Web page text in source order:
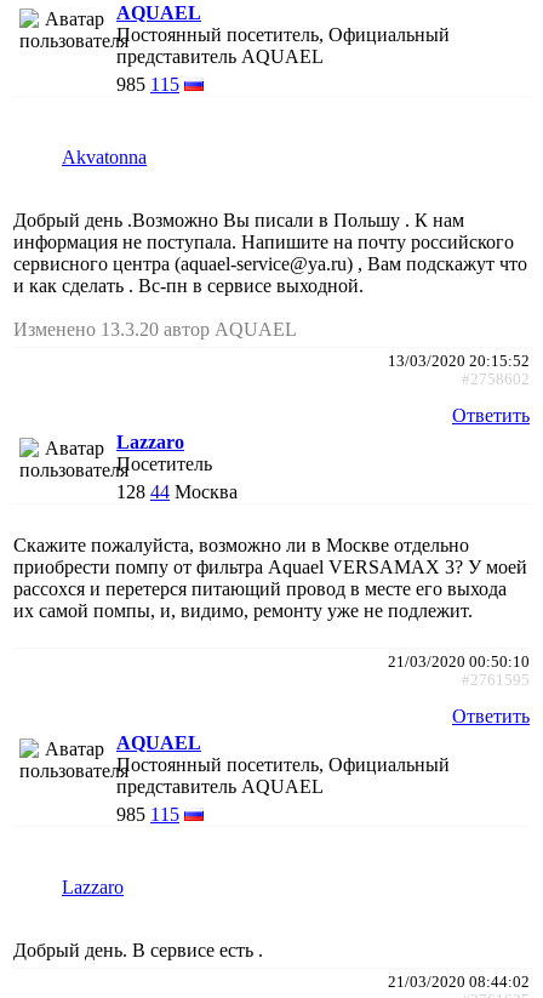
AQUAEL
Постоянный посетитель, Официальный
представитель AQUAEL
985 115
Akvatonna
Добрый день .Возможно Вы писали в Польшу . К нам
информация не поступала. Напишите на почту российского
сервисного центра (aquael-service@ya.ru) , Вам подскажут что
и как сделать . Вс-пн в сервисе выходной.
Изменено 13.3.20 автор AQUAEL
13/03/2020 20:15:52
#2758602
Ответить
Lazzaro
Посетитель
128 44 Москва
Скажите пожалуйста, возможно ли в Москве отдельно
приобрести помпу от фильтра Aquael VERSAMAX 3? У моей
рассохся и перетерся питающий провод в месте его выхода
их самой помпы, и, видимо, ремонту уже не подлежит.
21/03/2020 00:50:10
#2761595
Ответить
AQUAEL
Постоянный посетитель, Официальный
представитель AQUAEL
985 115
Lazzaro
Добрый день. В сервисе есть .
21/03/2020 08:44:02